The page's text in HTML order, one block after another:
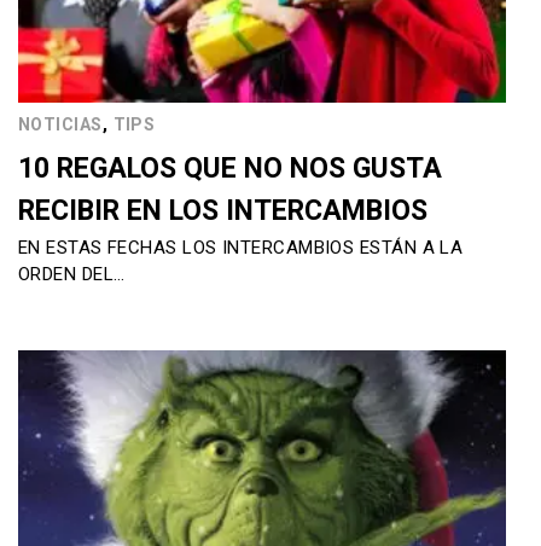
NOTICIAS, TIPS
10 REGALOS QUE NO NOS GUSTA
RECIBIR EN LOS INTERCAMBIOS
EN ESTAS FECHAS LOS INTERCAMBIOS ESTÁN A LA
ORDEN DEL…